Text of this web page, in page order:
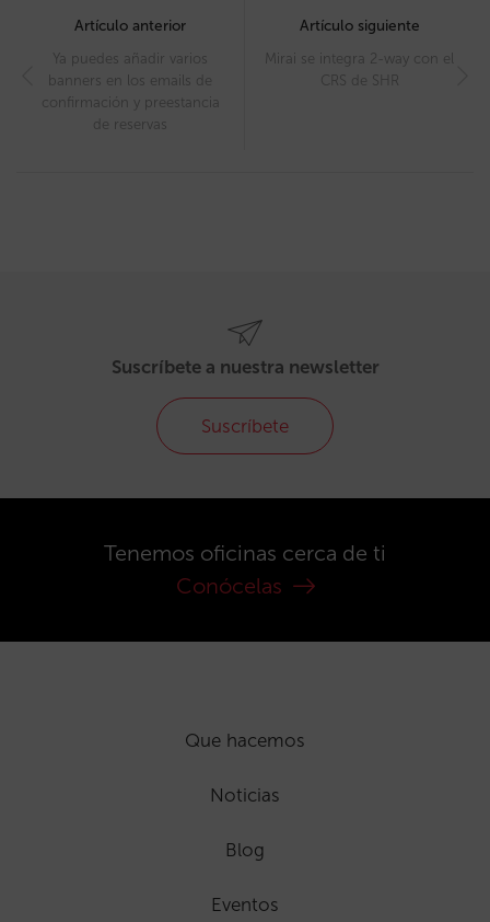
navigation
Artículo anterior
Ya puedes añadir varios
banners en los emails de
confirmación y preestancia
de reservas
Artículo siguiente
Mirai se integra 2-way con el
CRS de SHR
Suscríbete a nuestra newsletter
Suscríbete
Tenemos oficinas cerca de ti
Conócelas
Que hacemos
Noticias
Blog
Eventos